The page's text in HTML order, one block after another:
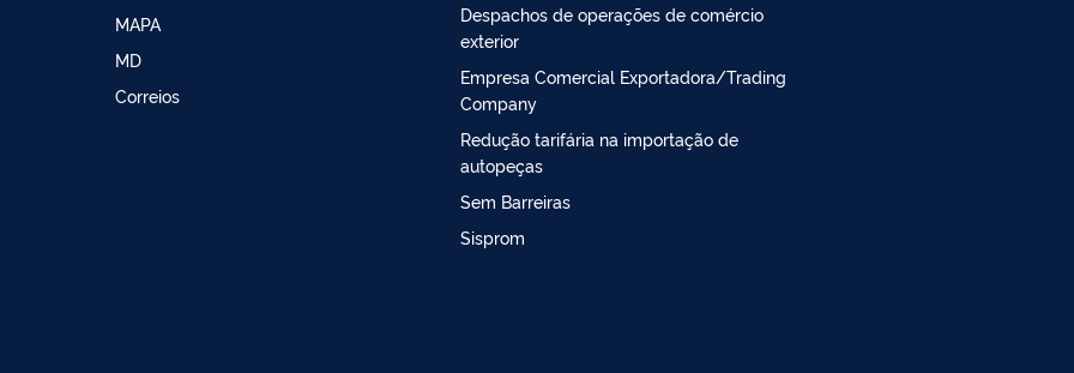
MAPA
MD
Correios
Despachos de operações de comércio
exterior
Empresa Comercial Exportadora/Trading
Company
Redução tarifária na importação de
autopeças
Sem Barreiras
Sisprom